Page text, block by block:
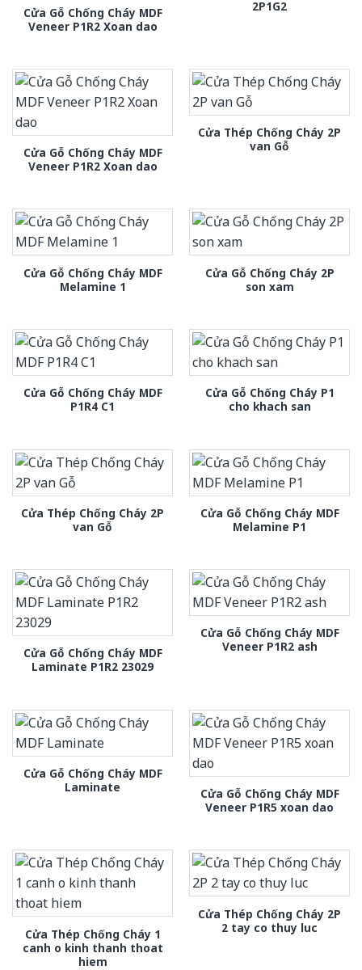
Cửa Gỗ Chống Cháy MDF
Veneer P1R2 Xoan dao
2P1G2
Cửa Gỗ Chống Cháy MDF
Veneer P1R2 Xoan dao
Cửa Thép Chống Cháy 2P
van Gỗ
Cửa Gỗ Chống Cháy MDF
Melamine 1
Cửa Gỗ Chống Cháy 2P
son xam
Cửa Gỗ Chống Cháy MDF
P1R4 C1
Cửa Gỗ Chống Cháy P1
cho khach san
Cửa Thép Chống Cháy 2P
van Gỗ
Cửa Gỗ Chống Cháy MDF
Melamine P1
Cửa Gỗ Chống Cháy MDF
Laminate P1R2 23029
Cửa Gỗ Chống Cháy MDF
Veneer P1R2 ash
Cửa Gỗ Chống Cháy MDF
Laminate
Cửa Gỗ Chống Cháy MDF
Veneer P1R5 xoan dao
Cửa Thép Chống Cháy 1
canh o kinh thanh thoat
hiem
Cửa Thép Chống Cháy 2P
2 tay co thuy luc